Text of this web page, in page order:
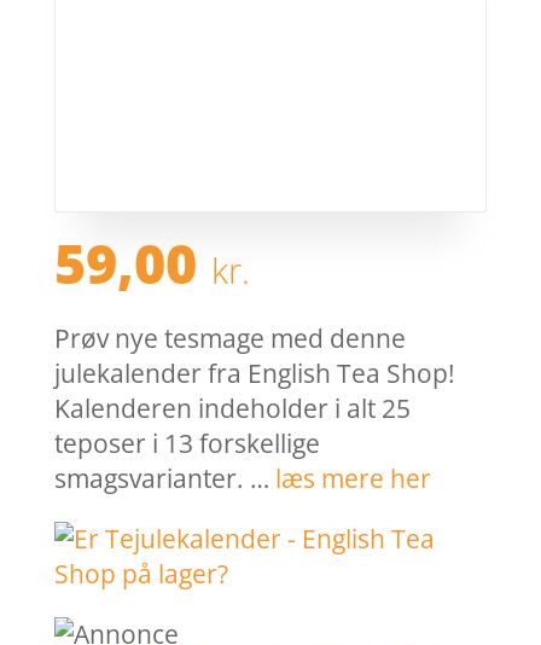
59,00 kr.
Prøv nye tesmage med denne
julekalender fra English Tea Shop!
Kalenderen indeholder i alt 25
teposer i 13 forskellige
smagsvarianter. … læs mere her